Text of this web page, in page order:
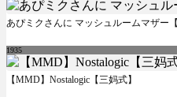
あぴミクさんに マッシュルームマザー
1935
【MMD】Nostalogic【三妈式】